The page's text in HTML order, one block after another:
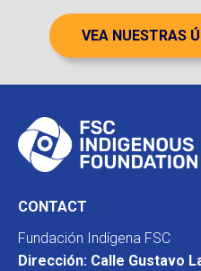
VEA NUESTRAS
CONTACT
Fundación Indígena FSC
Dirección: Calle Gustavo